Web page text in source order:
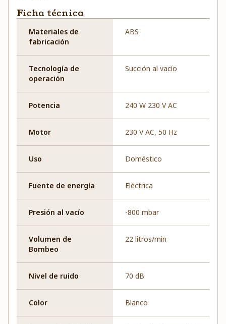
Ficha técnica
Materiales de
fabricación
ABS
Tecnología de
operación
Succión al vacío
Potencia 240 W 230 V AC
Motor 230 V AC, 50 Hz
Uso Doméstico
Fuente de energía Eléctrica
Presión al vacío -800 mbar
Volumen de
Bombeo
22 litros/min
Nivel de ruido 70 dB
Color Blanco